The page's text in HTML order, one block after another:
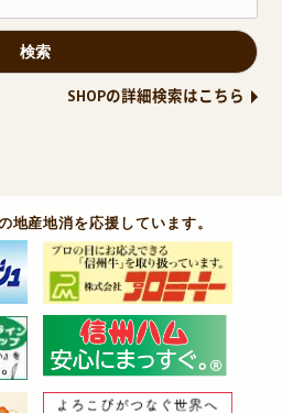
SHOPの詳細検索はこちら
地産地消を応援しています。